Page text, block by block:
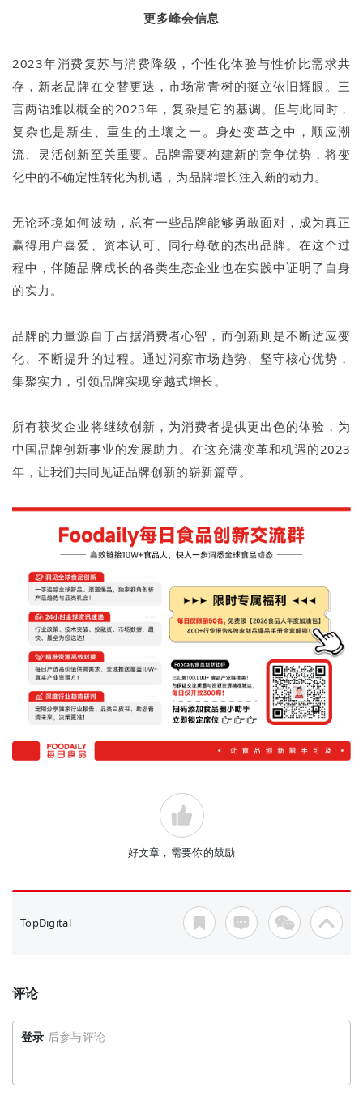
更多峰会信息
2023年消费复苏与消费降级，个性化体验与性价比需求共
存，新老品牌在交替更迭，市场常青树的挺立依旧耀眼。三
言两语难以概全的2023年，复杂是它的基调。但与此同时，
复杂也是新生、重生的土壤之一。身处变革之中，顺应潮
流、灵活创新至关重要。品牌需要构建新的竞争优势，将变
化中的不确定性转化为机遇，为品牌增长注入新的动力。
无论环境如何波动，总有一些品牌能够勇敢面对，成为真正
赢得用户喜爱、资本认可、同行尊敬的杰出品牌。在这个过
程中，伴随品牌成长的各类生态企业也在实践中证明了自身
的实力。
品牌的力量源自于占据消费者心智，而创新则是不断适应变
化、不断提升的过程。通过洞察市场趋势、坚守核心优势，
集聚实力，引领品牌实现穿越式增长。
所有获奖企业将继续创新，为消费者提供更出色的体验，为
中国品牌创新事业的发展助力。在这充满变革和机遇的2023
年，让我们共同见证品牌创新的崭新篇章。
好文章，需要你的鼓励
TopDigital
评论
登录 后参与评论